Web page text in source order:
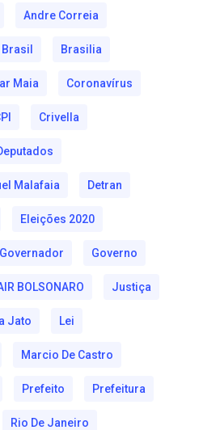
Andre Correia
Brasil Brasilia
Maia Coronavírus
Crivella
Malafaia Detran
Eleições 2020
Governador Governo
BOLSONARO Justiça
Jato Lei
Marcio De Castro
Prefeito Prefeitura
Rio De Janeiro